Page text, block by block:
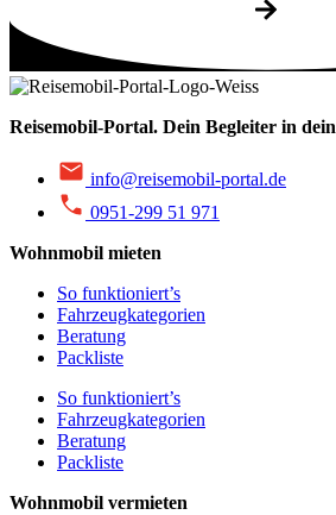
Reisemobil-Portal. Dein Begleiter in
info@reisemobil-portal.de
0951-299 51 971
Wohnmobil mieten
So funktioniert’s
Fahrzeugkategorien
Beratung
Packliste
So funktioniert’s
Fahrzeugkategorien
Beratung
Packliste
Wohnmobil vermieten